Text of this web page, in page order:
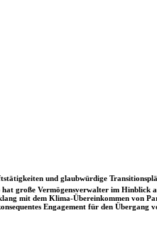
und glaubwürdige
große Vermögensverwalter im Hinblick
mit dem Klima-Übereinkommen von
Engagement für den Übergang